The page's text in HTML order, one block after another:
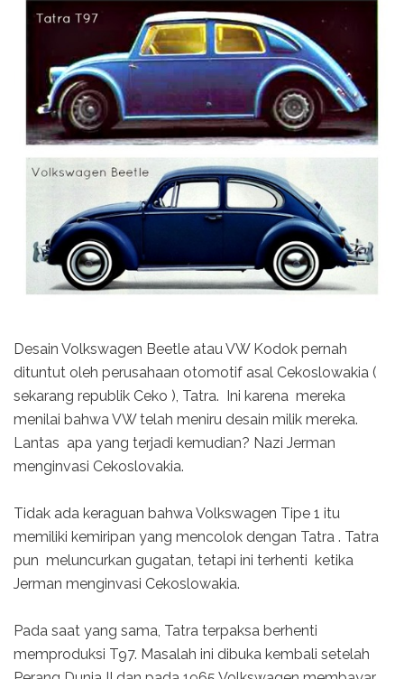
Desain Volkswagen Beetle atau VW Kodok pernah
dituntut oleh perusahaan otomotif asal Cekoslowakia (
sekarang republik Ceko ), Tatra. Ini karena mereka
menilai bahwa VW telah meniru desain milik mereka.
Lantas apa yang terjadi kemudian? Nazi Jerman
menginvasi Cekoslovakia.
Tidak ada keraguan bahwa Volkswagen Tipe 1 itu
memiliki kemiripan yang mencolok dengan Tatra . Tatra
pun meluncurkan gugatan, tetapi ini terhenti ketika
Jerman menginvasi Cekoslowakia.
Pada saat yang sama, Tatra terpaksa berhenti
memproduksi T97. Masalah ini dibuka kembali setelah